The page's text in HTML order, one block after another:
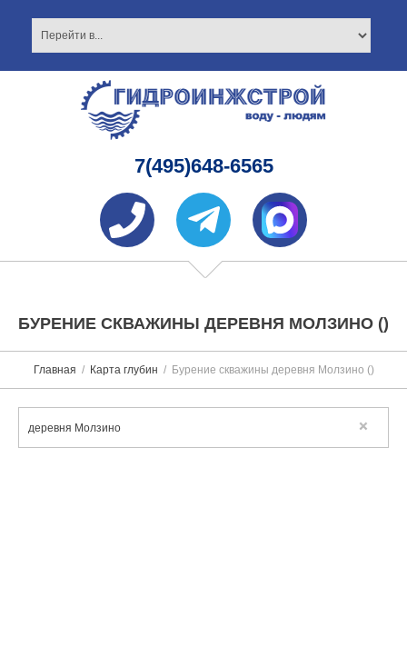
7(495)648-6565
БУРЕНИЕ СКВАЖИНЫ ДЕРЕВНЯ МОЛЗИНО ()
Главная Карта глубин Бурение скважины деревня Молзино ()